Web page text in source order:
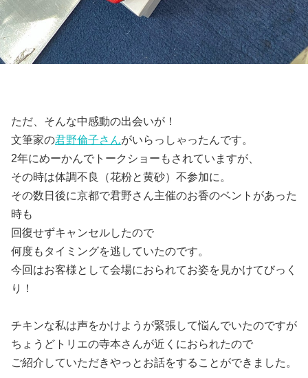
ただ、そんな中感動の出会いが！
文筆家の君野倫子さんがいらっしゃったんです。
2年にめーかんでトークショーもされていますが、
その時は体調不良（花粉と黄砂）不参加に。
その数日後に京都で君野さん主催のお香のベントがあった
時も
回復せずキャンセルしたので
何度もタイミングを逃していたのです。
今回はお客様として会場におられてお姿を見かけてびっく
り！
チキンな私は声をかけようが緊張して悩んでいたのですが
ちょうどトリエの寺本さんが近くにおられたので
ご紹介していただきやっとお話をすることができました。